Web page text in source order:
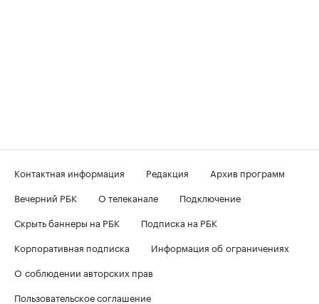
Контактная информация Редакция
Архив программ
Вечерний РБК
О телеканале
Подключение
Скрыть баннеры на РБК
Подписка на РБК
Корпоративная подписка
Информация об ограничениях
О соблюдении авторских прав
Пользовательское соглашение